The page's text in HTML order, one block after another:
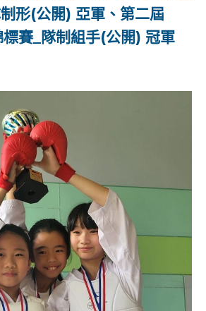
形(公開) 亞軍、第二屆
賽_隊制組手(公開) 冠軍